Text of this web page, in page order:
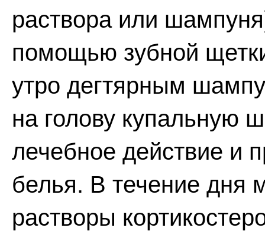
раствора или
помощью зубной
утро дегтярным
на голову купальную
лечебное действие и
белья. В течение дня
растворы